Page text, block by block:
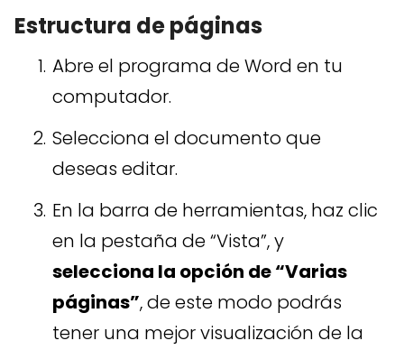
Estructura de páginas
Abre el programa de Word en tu
computador.
Selecciona el documento que
deseas editar.
En la barra de herramientas, haz clic
en la pestaña de “Vista”, y
selecciona la opción de “Varias
páginas”, de este modo podrás
tener una mejor visualización de la